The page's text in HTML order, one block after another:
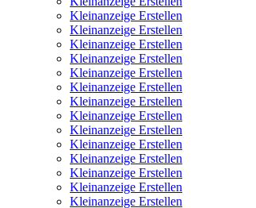
Kleinanzeige Erstellen
Kleinanzeige Erstellen
Kleinanzeige Erstellen
Kleinanzeige Erstellen
Kleinanzeige Erstellen
Kleinanzeige Erstellen
Kleinanzeige Erstellen
Kleinanzeige Erstellen
Kleinanzeige Erstellen
Kleinanzeige Erstellen
Kleinanzeige Erstellen
Kleinanzeige Erstellen
Kleinanzeige Erstellen
Kleinanzeige Erstellen